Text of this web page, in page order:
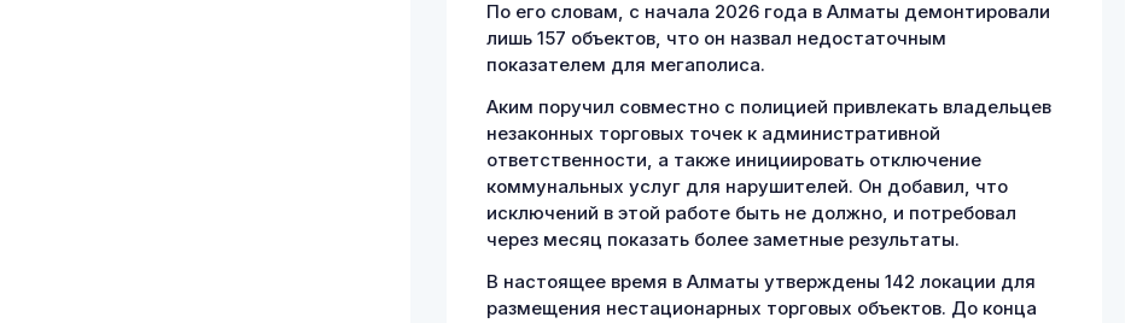
По его словам, с начала 2026 года в Алматы демонтировали
лишь 157 объектов, что он назвал недостаточным
показателем для мегаполиса.
Аким поручил совместно с полицией привлекать владельцев
незаконных торговых точек к административной
ответственности, а также инициировать отключение
коммунальных услуг для нарушителей. Он добавил, что
исключений в этой работе быть не должно, и потребовал
через месяц показать более заметные результаты.
В настоящее время в Алматы утверждены 142 локации для
размещения нестационарных торговых объектов. До конца